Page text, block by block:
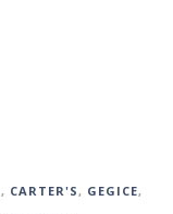
, CARTER'S, GEGICE,